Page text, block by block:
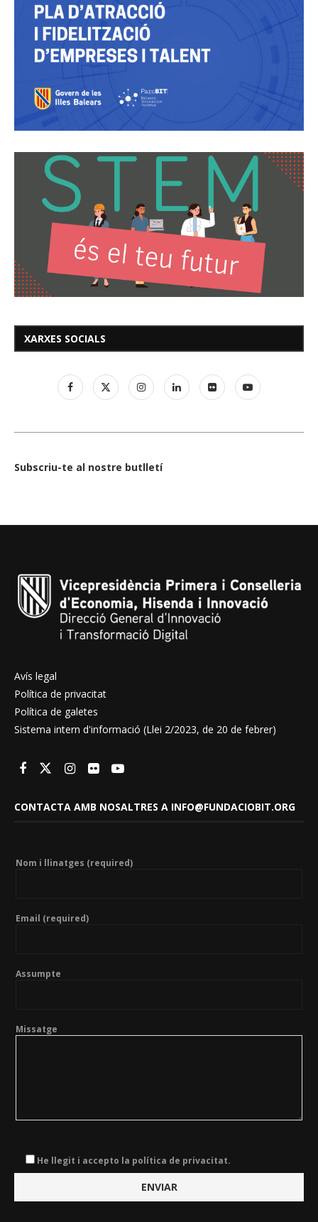
XARXES SOCIALS
Subscriu-te al nostre butlletí
Avís legal
Política de privacitat
Política de galetes
Sistema intern d'informació (Llei 2/2023, de 20 de febrer)
CONTACTA AMB NOSALTRES A INFO@FUNDACIOBIT.ORG
Nom i llinatges (required)
Email (required)
Assumpte
Missatge
He llegit i accepto la política de privacitat.